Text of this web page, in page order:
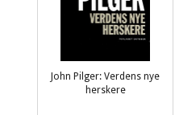
John Pilger: Verdens nye
herskere